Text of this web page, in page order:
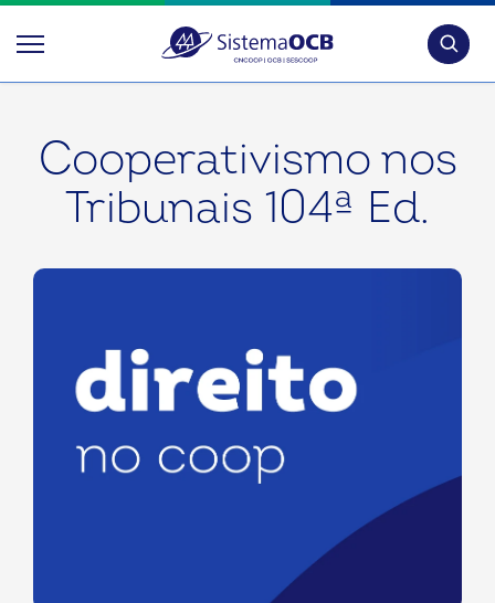
Cooperativismo nos
Tribunais 104ª Ed.